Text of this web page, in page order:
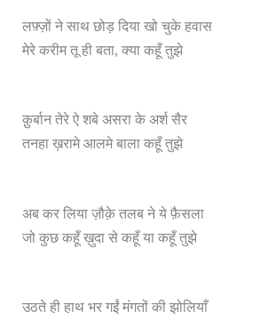
लफ़्ज़ों ने साथ छोड़ दिया खो चुके हवास
मेरे करीम तू ही बता, क्या कहूँ तुझे
क़ुर्बान तेरे ऐ शबे असरा के अर्श सैर
तनहा ख़रामे आलमे बाला कहूँ तुझे
अब कर लिया ज़ौक़े तलब ने ये फ़ैसला
जो कुछ कहूँ ख़ुदा से कहूँ या कहूँ तुझे
उठते ही हाथ भर गईं मंगतों की झोलियाँ